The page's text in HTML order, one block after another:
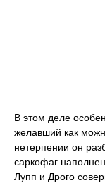
В этом деле
желавший как
нетерпении он
саркофаг
Лупп и Дрого